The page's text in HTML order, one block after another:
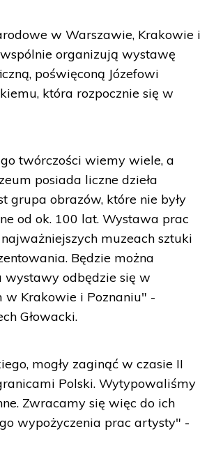
w Warszawie, Krakowie i
organizują wystawę
poświęconą Józefowi
która rozpocznie się w
twórczości wiemy wiele, a
posiada liczne dzieła
grupa obrazów, które nie były
od ok. 100 lat. Wystawa prac
muzeach sztuki
Będzie można
wystawy odbędzie się w
w Krakowie i Poznaniu" -
Głowacki.
mogły zaginąć w czasie II
Polski. Wytypowaliśmy
Zwracamy się więc do ich
wypożyczenia prac artysty" -